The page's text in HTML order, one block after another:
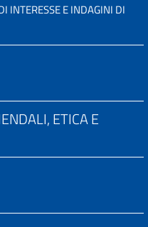
INTERESSE E INDAGINI DI
ETICA E